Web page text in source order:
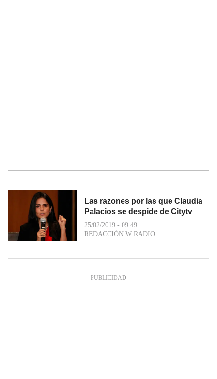
Las razones por las que Claudia
Palacios se despide de Citytv
25/02/2019 - 09:49
REDACCIÓN W RADIO